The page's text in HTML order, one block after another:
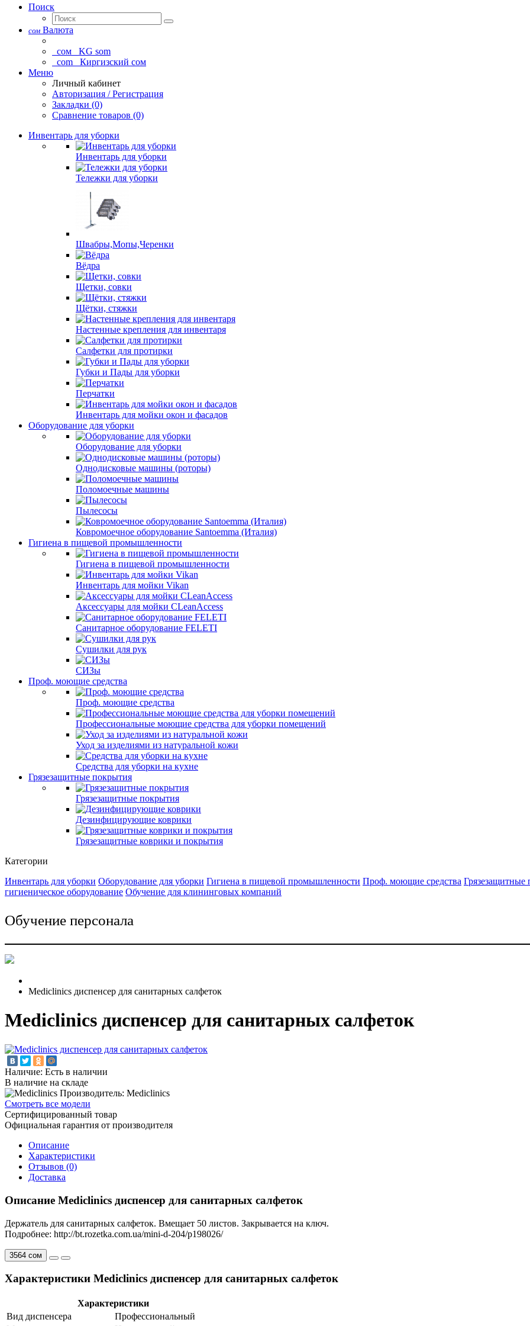
Поиск
сом Валюта
сом KG som
com Киргизский сом
Меню
Личный кабинет
Авторизация / Регистрация
Закладки (0)
Сравнение товаров (0)
Инвентарь для уборки
Инвентарь для уборки
Тележки для уборки
Швабры,Мопы,Черенки
Вёдра
Щетки, совки
Щётки, стяжки
Настенные крепления для инвентаря
Салфетки для протирки
Губки и Пады для уборки
Перчатки
Инвентарь для мойки окон и фасадов
Оборудование для уборки
Оборудование для уборки
Однодисковые машины (роторы)
Поломоечные машины
Пылесосы
Ковромоечное оборудование Santoemma (Италия)
Гигиена в пищевой промышленности
Гигиена в пищевой промышленности
Инвентарь для мойки Vikan
Аксессуары для мойки CLeanAccess
Санитарное оборудование FELETI
Сушилки для рук
СИЗы
Проф. моющие средства
Проф. моющие средства
Профессиональные моющие средства для уборки помещений
Уход за изделиями из натуральной кожи
Средства для уборки на кухне
Грязезащитные покрытия
Грязезащитные покрытия
Дезинфицирующие коврики
Грязезащитные коврики и покрытия
Категории
Инвентарь для уборки Оборудование для уборки Гигиена в пищевой промышленности Проф. моющие средства Грязезащитные
гигиеническое оборудование Обучение для клининговых компаний
Обучение персонала
Mediclinics диспенсер для санитарных салфеток
Mediclinics диспенсер для санитарных салфеток
Наличие: Есть в наличии
В наличие на складе
Производитель: Mediclinics
Смотреть все модели
Сертифицированный товар
Официальная гарантия от производителя
Описание
Характеристики
Отзывов (0)
Доставка
Описание Mediclinics диспенсер для санитарных салфеток
Держатель для санитарных салфеток. Вмещает 50 листов. Закрывается на ключ.
Подробнее: http://bt.rozetka.com.ua/mini-d-204/p198026/
3564 сом
Характеристики Mediclinics диспенсер для санитарных салфеток
Характеристики
Вид диспенсера
Профессиональный